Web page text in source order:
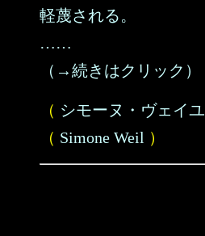
軽蔑される。
……
（→続きはクリック）
（ シモーヌ・ヴェイユ
（ Simone Weil ）